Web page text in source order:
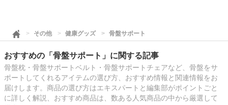
その他 健康グッズ 骨盤サポート
おすすめの「骨盤サポート」に関する記事
骨盤枕・骨盤サポートベルト・骨盤サポートチェアなど、骨盤をサ
ポートしてくれるアイテムの選び方、おすすめ情報と関連情報をお
届けします。商品の選び方はエキスパートと編集部がポイントごと
に詳しく解説、おすすめ商品は、数ある人気商品の中から厳選して